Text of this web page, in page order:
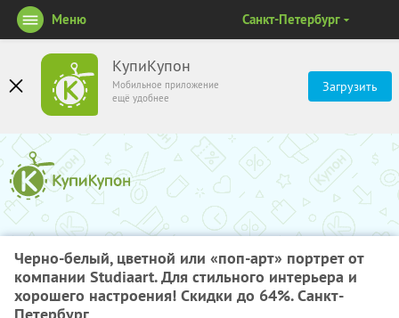
КупиКупон
Мобильное приложение
ещё удобнее
Загрузить
Меню Санкт-Петербург
Черно-белый, цветной или «поп-арт» портрет от
компании Studiaart. Для стильного интерьера и
хорошего настроения! Скидки до 64%. Санкт-